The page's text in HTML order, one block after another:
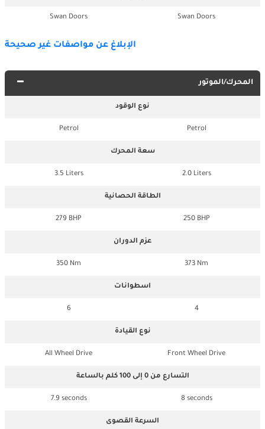
Swan Doors
Swan Doors
الإبلاغ عن مواصفات غير صحيحة
المحرك/الموتور
نوع الوقود
Petrol
Petrol
سعة المحرك
2.0 Liters
3.5 Liters
الطاقة الحصانية
250 BHP
279 BHP
عزم الدوران
373 Nm
350 Nm
اسطوانات
4
6
نوع القيادة
Front Wheel Drive
All Wheel Drive
التسارع من 0 إلى 100 كلم بالساعة
8 seconds
7.9 seconds
السرعة القصوى